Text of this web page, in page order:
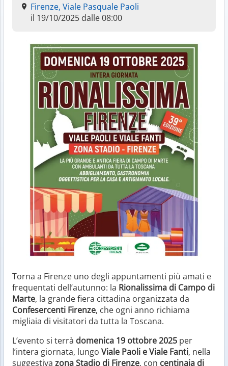
Firenze, Viale Pasquale Paoli
il 19/10/2025 dalle 08:00
Torna a Firenze uno degli appuntamenti più amati e
frequentati dell’autunno: la Rionalissima di Campo di
Marte, la grande fiera cittadina organizzata da
Confesercenti Firenze, che ogni anno richiama
migliaia di visitatori da tutta la Toscana.
L’evento si terrà domenica 19 ottobre 2025 per
l’intera giornata, lungo Viale Paoli e Viale Fanti, nella
suggestiva zona Stadio di Firenze, con centinaia di